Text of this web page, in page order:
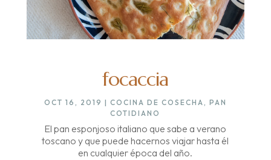
focaccia
OCT 16, 2019 | COCINA DE COSECHA , PAN
COTIDIANO
El pan esponjoso italiano que sabe a verano
toscano y que puede hacernos viajar hasta él
en cualquier época del año.